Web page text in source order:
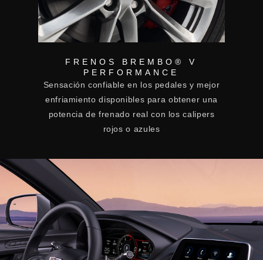
FRENOS BREMBO® V
PERFORMANCE
Sensación confiable en los pedales y mejor
enfriamiento disponibles para obtener una
potencia de frenado real con los calipers
rojos o azules